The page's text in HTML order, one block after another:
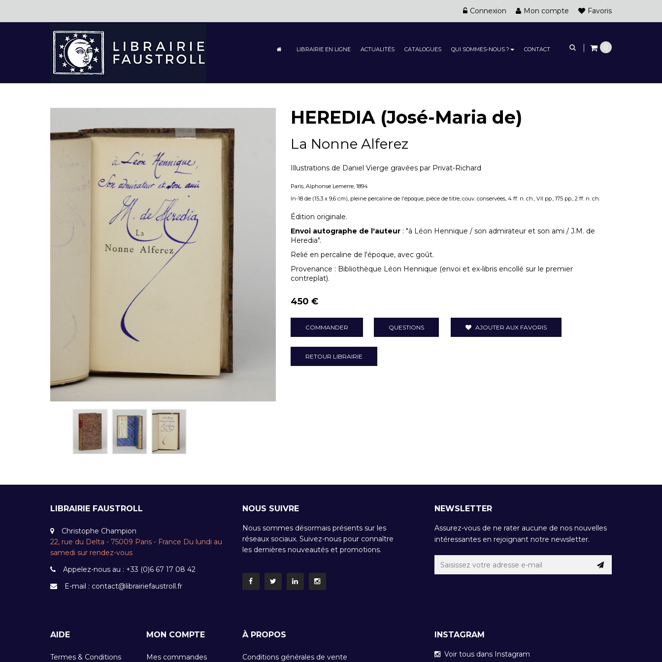
Connexion Mon compte Favoris
LIBRAIRIE EN LIGNE ACTUALITÉS CATALOGUES QUI SOMMES-NOUS ? CONTACT 0
HEREDIA (José-Maria de)
La Nonne Alferez
Illustrations de Daniel Vierge gravées par Privat-Richard
Paris, Alphonse Lemerre, 1894
In-18 de (15,3 x 9,6 cm), pleine percaline de l'époque, pièce de titre, couv. conservées, 4 ff. n. ch., VII pp., 175 pp., 2 ff. n. ch.
Édition originale.
Envoi autographe de l'auteur: "à Léon Hennique / son admirateur et son ami / J.M. de
Heredia".
Relié en percaline de l'époque, avec goût.
Provenance : Bibliothèque Léon Hennique (envoi et ex-libris encollé sur le premier
contreplat).
450 €
COMMANDER QUESTIONS AJOUTER AUX FAVORIS
RETOUR LIBRAIRIE
LIBRAIRIE FAUSTROLL
Christophe Champion
22, rue du Delta - 75009 Paris - France Du lundi au
samedi sur rendez-vous
Appelez-nous au : +33 (0)6 67 17 08 42
E-mail : contact@librairiefaustroll.fr
NOUS SUIVRE
Nous sommes désormais présents sur les
réseaux sociaux. Suivez-nous pour connaître
les dernières nouveautés et promotions.
NEWSLETTER
Assurez-vous de ne rater aucune de nos nouvelles
intéressantes en rejoignant notre newsletter.
AIDE
Termes & Conditions
MON COMPTE
Mes commandes
À PROPOS
Conditions générales de vente
INSTAGRAM
Voir tous dans Instagram